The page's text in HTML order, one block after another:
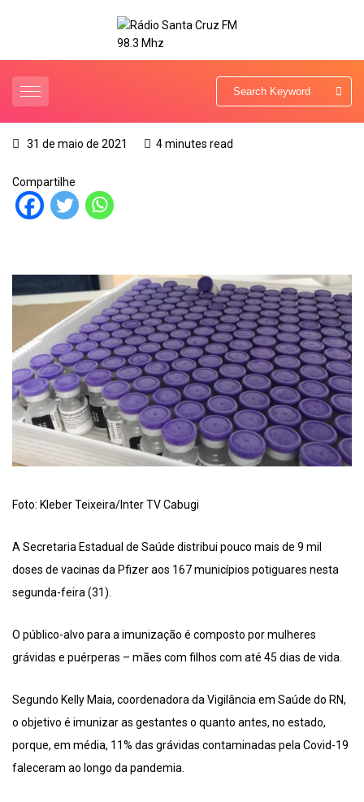
31 de maio de 2021 4 minutes read
Compartilhe
Foto: Kleber Teixeira/Inter TV Cabugi
A Secretaria Estadual de Saúde distribui pouco mais de 9 mil
doses de vacinas da Pfizer aos 167 municípios potiguares nesta
segunda-feira (31).
O público-alvo para a imunização é composto por mulheres
grávidas e puérperas – mães com filhos com até 45 dias de vida.
Segundo Kelly Maia, coordenadora da Vigilância em Saúde do RN,
o objetivo é imunizar as gestantes o quanto antes, no estado,
porque, em média, 11% das grávidas contaminadas pela Covid-19
faleceram ao longo da pandemia.